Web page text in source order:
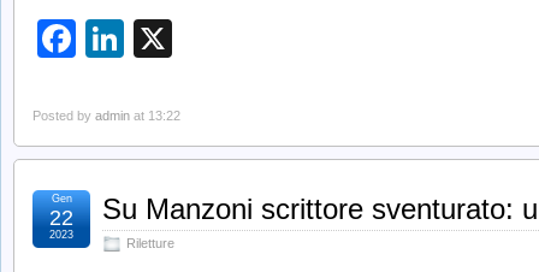
Facebook
LinkedIn
Posted by admin at 13:22
Su Manzoni scrittore sventurato:
Riletture
Gen
22
2023